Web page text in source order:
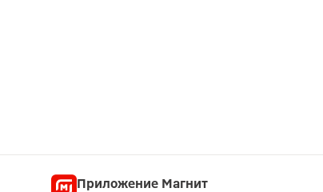
Приложение Магнит